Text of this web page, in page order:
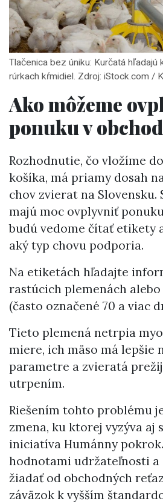
Tlačenica bez úniku: Kurčatá hľadajú
rúrkach kŕmidiel. Zdroj: iStock.com /
Ako môžeme
ponuku v
Rozhodnutie, čo vložíme
košíka, má priamy dosah
chov zvierat na
majú moc ovplyvniť
budú vedome čítať etikety
aký typ chovu podporia.
Na etiketách hľadajte
rastúcich plemenách
(často označené 70 a viac
Tieto plemená netrpia
miere, ich mäso má lepšie
parametre a zvieratá
utrpením.
Riešením tohto problému
zmena, ku ktorej vyzýva aj
iniciatíva Humánny
hodnotami udržateľnosti a
žiadať od obchodných
záväzok k vyšším